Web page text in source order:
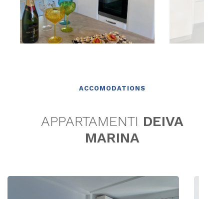
ACCOMODATIONS
APPARTAMENTI DEIVA
MARINA